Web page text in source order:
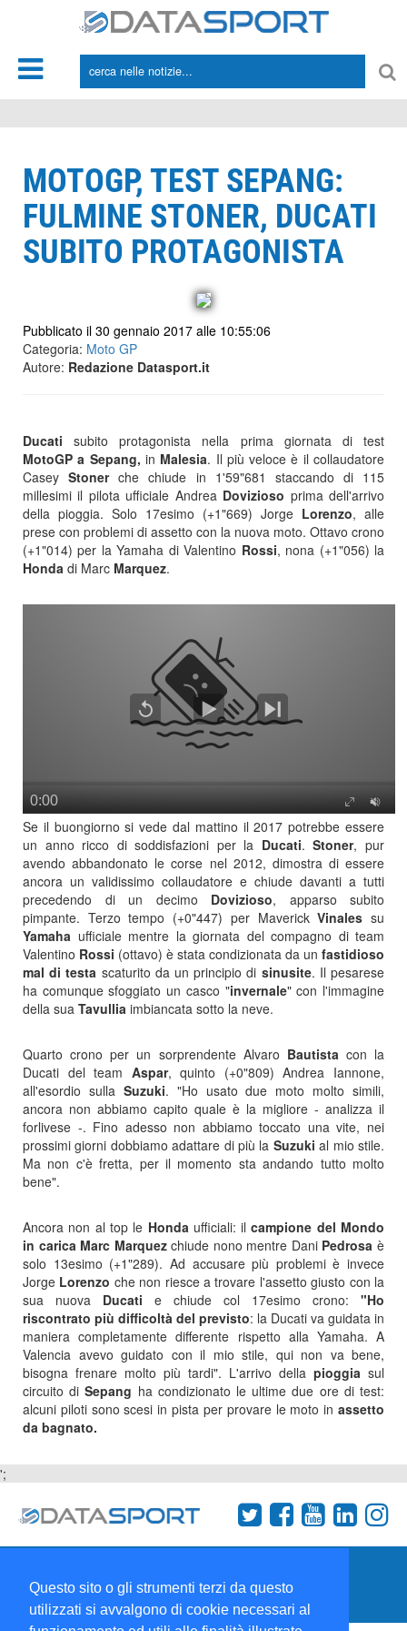
Questo sito o gli strumenti terzi da questo
utilizzati si avvalgono di cookie necessari al
MOTOGP, TEST SEPANG:
FULMINE STONER, DUCATI
SUBITO PROTAGONISTA
Pubblicato il 30 gennaio 2017 alle 10:55:06
Categoria: Moto GP
Autore: Redazione Datasport.it
Ducatisubito protagonista nella prima giornata di test
MotoGP a Sepang, in Malesia. Il più veloce è il collaudatore
CaseyStonerche chiude in 1'59"681 staccando di 115
millesimi il pilota ufficiale Andrea Dovizioso prima dell'arrivo
della pioggia. Solo 17esimo (+1"669) Jorge Lorenzo, alle
prese con problemi di assetto con la nuova moto. Ottavo crono
(+1"014) per la Yamaha di Valentino Rossi, nona (+1"056) la
Honda di Marc Marquez.
Se il buongiorno si vede dal mattino il 2017 potrebbe essere
un anno ricco di soddisfazioni per la Ducati.Stoner, pur
avendo abbandonato le corse nel 2012, dimostra di essere
ancora un validissimo collaudatore e chiude davanti a tutti
precedendo di un decimo Dovizioso, apparso subito
pimpante. Terzo tempo (+0"447) per MaverickVinalessu
Yamaha ufficiale mentre la giornata del compagno di team
Valentino Rossi (ottavo) è stata condizionata da un fastidioso
mal di testa scaturito da un principio di sinusite. Il pesarese
ha comunque sfoggiato un casco "invernale" con l'immagine
della sua Tavullia imbiancata sotto la neve.
Quarto crono per un sorprendente Alvaro Bautista con la
Ducati del team Aspar, quinto (+0"809) Andrea Iannone,
all'esordio sulla Suzuki. "Ho usato due moto molto simili,
ancora non abbiamo capito quale è la migliore - analizza il
forlivese -. Fino adesso non abbiamo toccato una vite, nei
prossimi giorni dobbiamo adattare di più la Suzukial mio stile.
Ma non c'è fretta, per il momento sta andando tutto molto
bene".
Ancora non al top le Honda ufficiali: ilcampione del Mondo
in carica Marc Marquezchiude nono mentre Dani Pedrosaè
solo 13esimo (+1"289). Ad accusare più problemi è invece
Jorge Lorenzo che non riesce a trovare l'assetto giusto con la
sua nuova Ducati e chiude col 17esimo crono: "Ho
riscontrato più difficoltà del previsto: la Ducati va guidata in
maniera completamente differente rispetto alla Yamaha. A
Valencia avevo guidato con il mio stile, qui non va bene,
bisogna frenare molto più tardi". L'arrivo della pioggia sul
circuito diSepang ha condizionato le ultime due ore di test:
alcuni piloti sono scesi in pista per provare le moto in assetto
da bagnato.
';
Collabora con noi